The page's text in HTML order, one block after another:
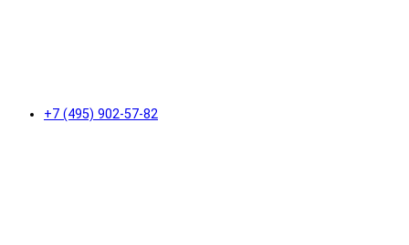
+7 (495) 902-57-82